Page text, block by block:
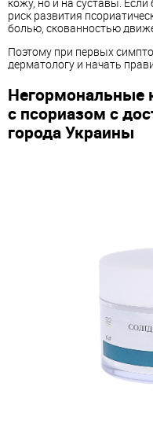
риск развития
болью, скованностью
Поэтому при первых
дерматологу и начать
Негормональные
с псориазом с
города Украины